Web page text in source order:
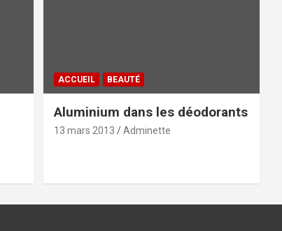
ACCUEIL BEAUTÉ
Aluminium dans les déodorants
13 mars 2013 Adminette